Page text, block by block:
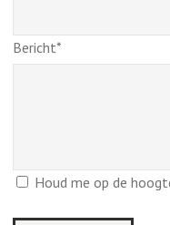
Bericht*
Houd me op de